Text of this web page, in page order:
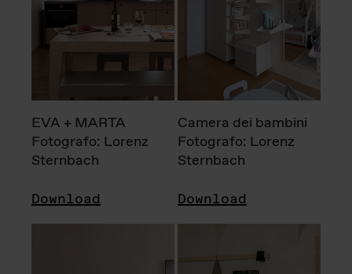
EVA + MARTA
Fotografo: Lorenz
Sternbach
Download
Camera dei bambini
Fotografo: Lorenz
Sternbach
Download